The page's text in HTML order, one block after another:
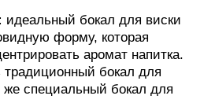
идеальный бокал для виски
форму, которая
аромат напитка.
бокал для
же специальный бокал для